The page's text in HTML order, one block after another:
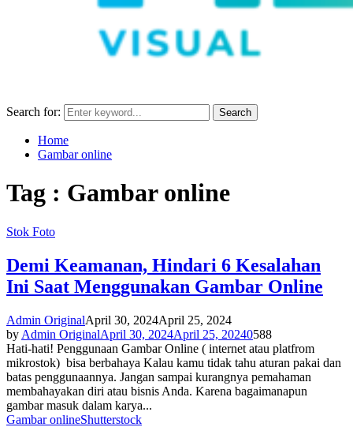
Search for: Search
Home
Gambar online
Tag : Gambar online
Stok Foto
Demi Keamanan, Hindari 6 Kesalahan
Ini Saat Menggunakan Gambar Online
Admin OriginalApril 30, 2024April 25, 2024
by Admin OriginalApril 30, 2024April 25, 20240588
Hati-hati! Penggunaan Gambar Online ( internet atau platfrom
mikrostok) bisa berbahaya Kalau kamu tidak tahu aturan pakai dan
batas penggunaannya. Jangan sampai kurangnya pemahaman
membahayakan diri atau bisnis Anda. Karena bagaimanapun
gambar masuk dalam karya...
Gambar onlineShutterstock